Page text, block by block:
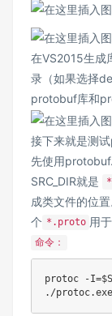
在VS2015生成
录（如果选择
protobuf库和
接下来就是测
先使用
SRC_DIR就是
成类文件的位
个 *.proto 用
命令：
protoc -